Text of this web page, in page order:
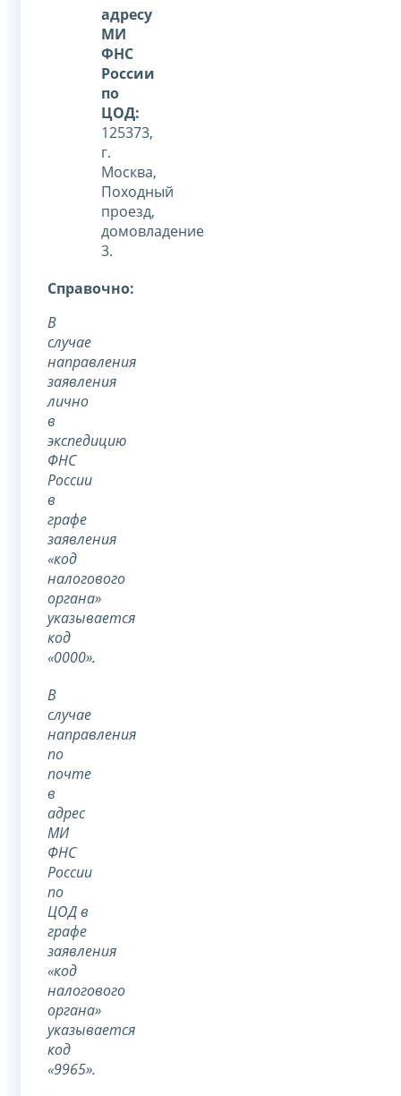
адресу
МИ
ФНС
России
по
ЦОД:
125373,
г.
Москва,
Походный
проезд,
домовладение
3.
Справочно:
В
случае
направления
заявления
лично
в
экспедицию
ФНС
России
в
графе
заявления
«код
налогового
органа»
указывается
код
«0000».
В
случае
направления
по
почте
в
адрес
МИ
ФНС
России
по
ЦОД в
графе
заявления
«код
налогового
органа»
указывается
код
«9965».